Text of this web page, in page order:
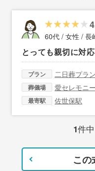
60代 / 女性 / 長
とっても親切に対
プラン 二日葬プラン
葬儀場 愛セレモニ
最寄駅 佐世保駅
1件
この